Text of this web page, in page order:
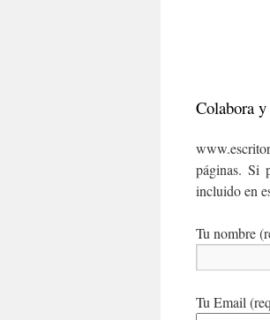
Colabora
páginas. Si
incluido en
Tu nombre
Tu Email